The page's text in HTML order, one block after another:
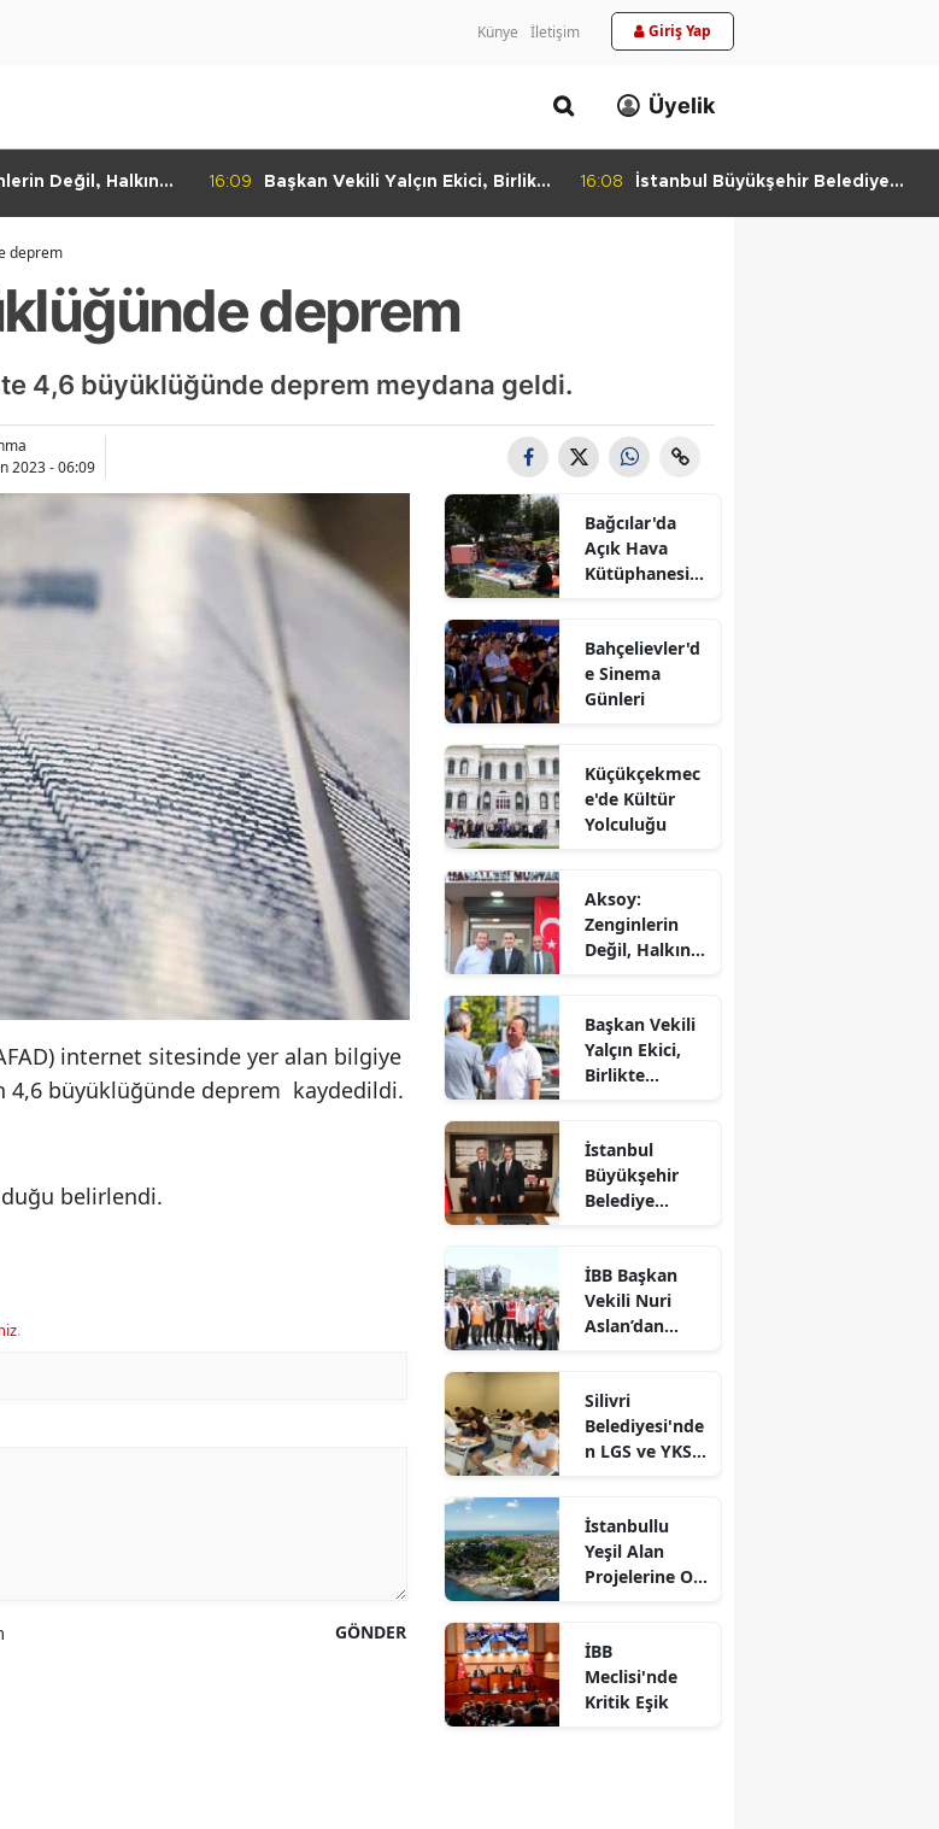
Künye İletişim Giriş Yap
Üyelik
Değil, Halkın
16:09
Başkan Vekili Yalçın Ekici, Birlikte
16:08
İstanbul Büyükşehir Belediye
deprem
deprem
4,6 büyüklüğünde deprem meydana geldi.
2023 - 06:09
internet sitesinde yer alan bilgiye
4,6 büyüklüğünde deprem kaydedildi.
belirlendi.
.
GÖNDER
Bağcılar'da
Açık Hava
Kütüphanesi'n
Bahçelievler'd
e Sinema
Günleri
Küçükçekmec
e'de Kültür
Yolculuğu
Aksoy:
Zenginlerin
Değil, Halkın
Başkan Vekili
Yalçın Ekici,
Birlikte
İncelemelerde
Bulundu
İstanbul
Büyükşehir
Belediye
Silivri
Belediyesine
Ziyaret
İBB Başkan
Vekili Nuri
Aslan’dan
Çalışmalara
Yakın Takip
Silivri
Belediyesi'nde
n LGS ve YKS
Eğitim Desteği
İstanbullu
Yeşil Alan
Projelerine Oy
İBB
Meclisi'nde
Kritik Eşik